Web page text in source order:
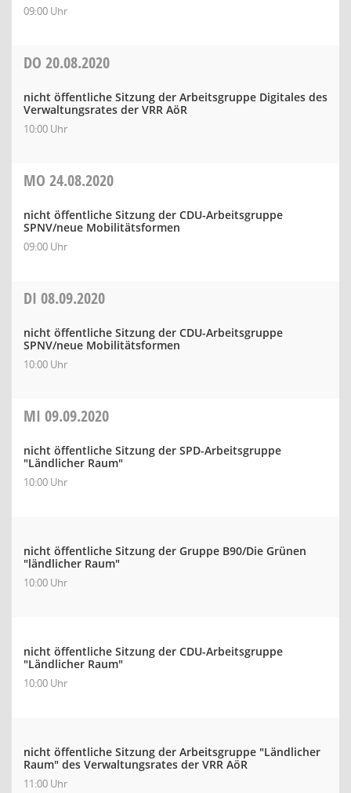
09:00 Uhr
DO 20.08.2020
nicht öffentliche Sitzung der Arbeitsgruppe Digitales des
Verwaltungsrates der VRR AöR
10:00 Uhr
MO 24.08.2020
nicht öffentliche Sitzung der CDU-Arbeitsgruppe
SPNV/neue Mobilitätsformen
09:00 Uhr
DI 08.09.2020
nicht öffentliche Sitzung der CDU-Arbeitsgruppe
SPNV/neue Mobilitätsformen
10:00 Uhr
MI 09.09.2020
nicht öffentliche Sitzung der SPD-Arbeitsgruppe
"Ländlicher Raum"
10:00 Uhr
nicht öffentliche Sitzung der Gruppe B90/Die Grünen
"ländlicher Raum"
10:00 Uhr
nicht öffentliche Sitzung der CDU-Arbeitsgruppe
"Ländlicher Raum"
10:00 Uhr
nicht öffentliche Sitzung der Arbeitsgruppe "Ländlicher
Raum" des Verwaltungsrates der VRR AöR
11:00 Uhr